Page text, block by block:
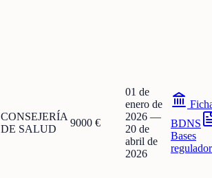
CONSEJERÍA
DE SALUD
9000 €
01 de
enero de
2026 —
20 de
abril de
2026
BDNS
Bases